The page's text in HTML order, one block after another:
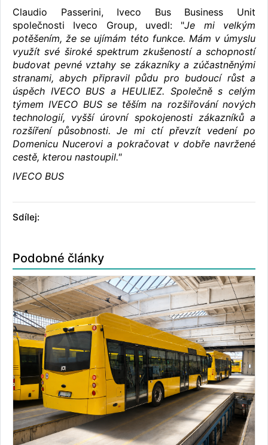
Claudio Passerini, Iveco Bus Business Unit
společnosti Iveco Group, uvedl: "Je mi velkým
potěšením, že se ujímám této funkce. Mám v úmyslu
využít své široké spektrum zkušeností a schopností
budovat pevné vztahy se zákazníky a zúčastněnými
stranami, abych připravil půdu pro budoucí růst a
úspěch IVECO BUS a HEULIEZ. Společně s celým
týmem IVECO BUS se těším na rozšiřování nových
technologií, vyšší úrovní spokojenosti zákazníků a
rozšíření působnosti. Je mi ctí převzít vedení po
Domenicu Nucerovi a pokračovat v dobře navržené
cestě, kterou nastoupil."
IVECO BUS
Sdílej:
Podobné články